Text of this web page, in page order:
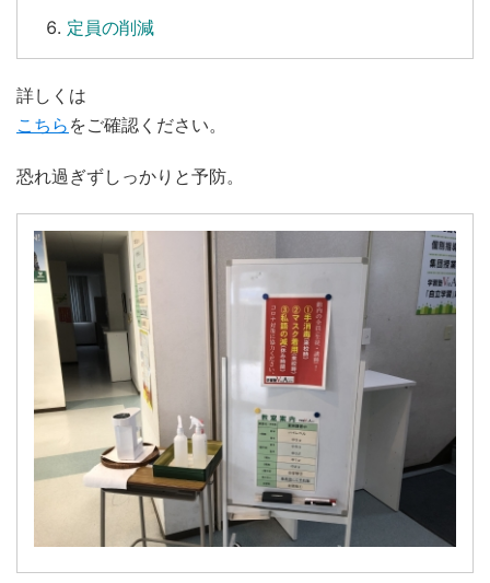
定員の削減
詳しくは
こちら をご確認ください。
恐れ過ぎずしっかりと予防。